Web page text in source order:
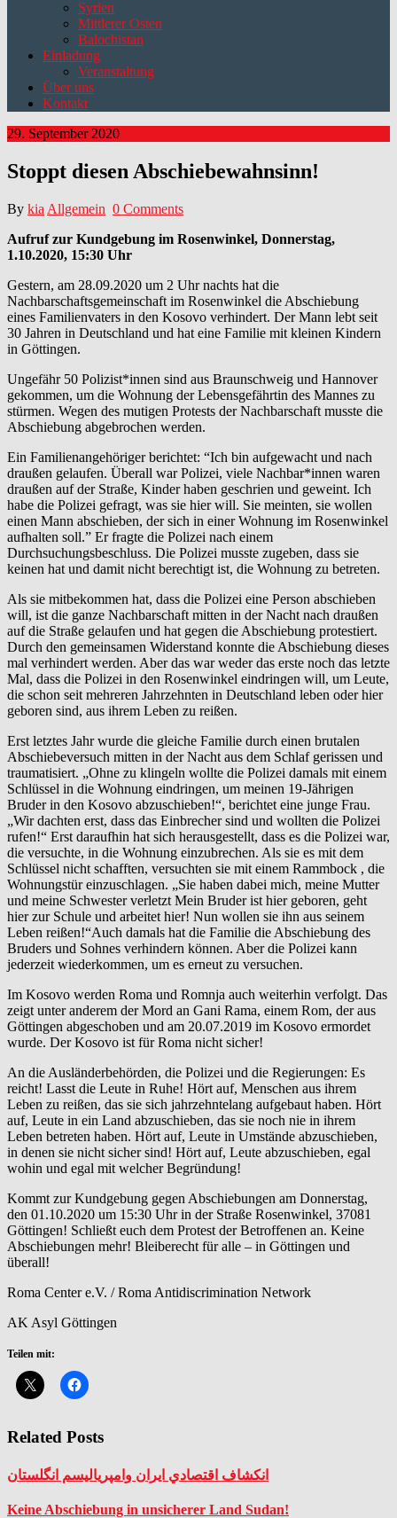
Syrien
Mittlerer Osten
Balochistan
Einladung
Veranstaltung
Über uns
Kontakt
29. September 2020
Stoppt diesen Abschiebewahnsinn!
By kia Allgemein 0 Comments
Aufruf zur Kundgebung im Rosenwinkel, Donnerstag,
1.10.2020, 15:30 Uhr
Gestern, am 28.09.2020 um 2 Uhr nachts hat die
Nachbarschaftsgemeinschaft im Rosenwinkel die Abschiebung
eines Familienvaters in den Kosovo verhindert. Der Mann lebt seit
30 Jahren in Deutschland und hat eine Familie mit kleinen Kindern
in Göttingen.
Ungefähr 50 Polizist*innen sind aus Braunschweig und Hannover
gekommen, um die Wohnung der Lebensgefährtin des Mannes zu
stürmen. Wegen des mutigen Protests der Nachbarschaft musste die
Abschiebung abgebrochen werden.
Ein Familienangehöriger berichtet: “Ich bin aufgewacht und nach
draußen gelaufen. Überall war Polizei, viele Nachbar*innen waren
draußen auf der Straße, Kinder haben geschrien und geweint. Ich
habe die Polizei gefragt, was sie hier will. Sie meinten, sie wollen
einen Mann abschieben, der sich in einer Wohnung im Rosenwinkel
aufhalten soll.” Er fragte die Polizei nach einem
Durchsuchungsbeschluss. Die Polizei musste zugeben, dass sie
keinen hat und damit nicht berechtigt ist, die Wohnung zu betreten.
Als sie mitbekommen hat, dass die Polizei eine Person abschieben
will, ist die ganze Nachbarschaft mitten in der Nacht nach draußen
auf die Straße gelaufen und hat gegen die Abschiebung protestiert.
Durch den gemeinsamen Widerstand konnte die Abschiebung dieses
mal verhindert werden. Aber das war weder das erste noch das letzte
Mal, dass die Polizei in den Rosenwinkel eindringen will, um Leute,
die schon seit mehreren Jahrzehnten in Deutschland leben oder hier
geboren sind, aus ihrem Leben zu reißen.
Erst letztes Jahr wurde die gleiche Familie durch einen brutalen
Abschiebeversuch mitten in der Nacht aus dem Schlaf gerissen und
traumatisiert. „Ohne zu klingeln wollte die Polizei damals mit einem
Schlüssel in die Wohnung eindringen, um meinen 19-Jährigen
Bruder in den Kosovo abzuschieben!“, berichtet eine junge Frau.
„Wir dachten erst, dass das Einbrecher sind und wollten die Polizei
rufen!“ Erst daraufhin hat sich herausgestellt, dass es die Polizei war,
die versuchte, in die Wohnung einzubrechen. Als sie es mit dem
Schlüssel nicht schafften, versuchten sie mit einem Rammbock , die
Wohnungstür einzuschlagen. „Sie haben dabei mich, meine Mutter
und meine Schwester verletzt Mein Bruder ist hier geboren, geht
hier zur Schule und arbeitet hier! Nun wollen sie ihn aus seinem
Leben reißen!“Auch damals hat die Familie die Abschiebung des
Bruders und Sohnes verhindern können. Aber die Polizei kann
jederzeit wiederkommen, um es erneut zu versuchen.
Im Kosovo werden Roma und Romnja auch weiterhin verfolgt. Das
zeigt unter anderem der Mord an Gani Rama, einem Rom, der aus
Göttingen abgeschoben und am 20.07.2019 im Kosovo ermordet
wurde. Der Kosovo ist für Roma nicht sicher!
An die Ausländerbehörden, die Polizei und die Regierungen: Es
reicht! Lasst die Leute in Ruhe! Hört auf, Menschen aus ihrem
Leben zu reißen, das sie sich jahrzehntelang aufgebaut haben. Hört
auf, Leute in ein Land abzuschieben, das sie noch nie in ihrem
Leben betreten haben. Hört auf, Leute in Umstände abzuschieben,
in denen sie nicht sicher sind! Hört auf, Leute abzuschieben, egal
wohin und egal mit welcher Begründung!
Kommt zur Kundgebung gegen Abschiebungen am Donnerstag,
den 01.10.2020 um 15:30 Uhr in der Straße Rosenwinkel, 37081
Göttingen! Schließt euch dem Protest der Betroffenen an. Keine
Abschiebungen mehr! Bleiberecht für alle – in Göttingen und
überall!
Roma Center e.V. / Roma Antidiscrimination Network
AK Asyl Göttingen
Teilen mit:
Related Posts
انکشاف اقتصادي ايران وامپرياليسم انگلستان
Keine Abschiebung in unsicherer Land Sudan!